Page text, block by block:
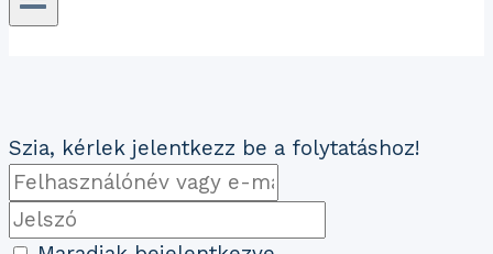
Szia, kérlek jelentkezz be a folytatáshoz!